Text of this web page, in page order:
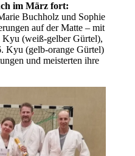
im März fort:
Buchholz und Sophie
auf der Matte – mit
(weiß-gelber Gürtel),
Kyu (gelb-orange Gürtel)
und meisterten ihre